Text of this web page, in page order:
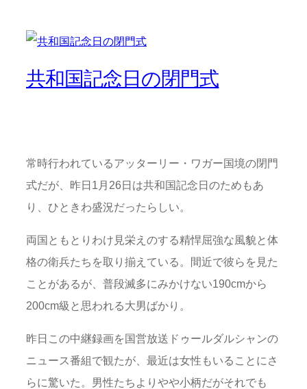
共和国記念日の閉門式
常時行われているアッターリー・ワガー国境の閉門
式だが、昨日1月26日は共和国記念日のためもあ
り、ひときわ盛況だったらしい。
両国ともとりわけ見栄えのする精悍屈強な風貌と体
格の衛兵たちを取り揃えている。間近で彼らを見た
ことがあるが、普段滅多にみかけない190cmから
200cm級と思われる大男ばかり。
昨日この中継録画を国営放送ドゥールダルシャンの
ニュース番組で観たが、最近は女性もいることにさ
らに驚いた。男性たちよりやや小柄だがそれでも